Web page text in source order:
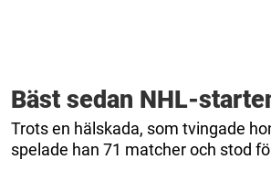
Bäst sedan NHL-
Trots en hälskada, som tvingade
spelade han 71 matcher och stod